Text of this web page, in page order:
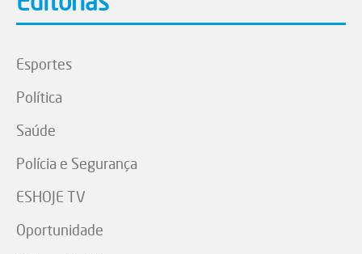
Esportes
Política
Saúde
Polícia e Segurança
ESHOJE TV
Oportunidade